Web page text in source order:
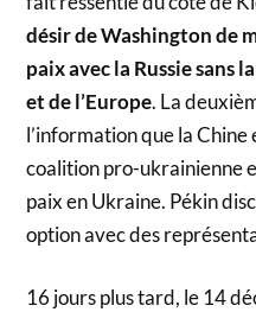
désir de Washington de
paix avec la Russie sans
et de l’Europe. La
l’information que la
coalition pro-ukrainienne
paix en Ukraine. Pékin
option avec des
16 jours plus tard, le 14